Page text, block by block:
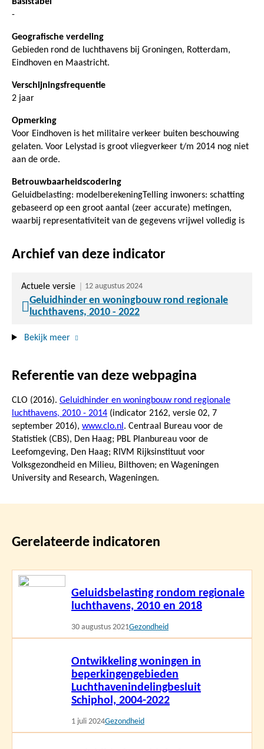
-
Geografische verdeling
Gebieden rond de luchthavens bij Groningen, Rotterdam,
Eindhoven en Maastricht.
Verschijningsfrequentie
2 jaar
Opmerking
Voor Eindhoven is het militaire verkeer buiten beschouwing
gelaten. Voor Lelystad is groot vliegverkeer t/m 2014 nog niet
aan de orde.
Betrouwbaarheidscodering
Geluidbelasting: modelberekeningTelling inwoners: schatting
gebaseerd op een groot aantal (zeer accurate) metingen,
waarbij representativiteit van de gegevens vrijwel volledig is
Archief van deze indicator
Actuele versie 12 augustus 2024
Geluidhinder en woningbouw rond regionale
luchthavens, 2010 - 2022
Bekijk meer
Referentie van deze webpagina
CLO (2016). Geluidhinder en woningbouw rond regionale
luchthavens, 2010 - 2014 (indicator 2162, versie 02, 7
september 2016), www.clo.nl . Centraal Bureau voor de
Statistiek (CBS), Den Haag; PBL Planbureau voor de
Leefomgeving, Den Haag; RIVM Rijksinstituut voor
Volksgezondheid en Milieu, Bilthoven; en Wageningen
University and Research, Wageningen.
Gerelateerde indicatoren
Geluidsbelasting rondom regionale
luchthavens, 2010 en 2018
30 augustus 2021Gezondheid
Lees
Ontwikkeling woningen in
beperkingengebieden
Luchthavenindelingbesluit
Schiphol, 2004-2022
1 juli 2024Gezondheid